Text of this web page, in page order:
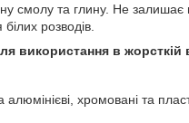
смолу та глину. Не залишає
розводів.
використання в жорсткій
хромовані та